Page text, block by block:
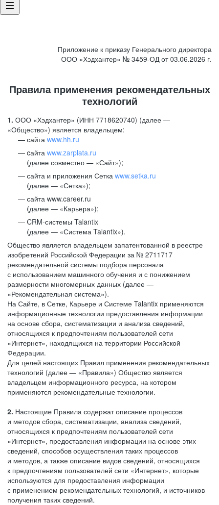
Приложение к приказу Генерального директора
ООО «Хэдхантер» № 3459-ОД от 03.06.2026 г.
Правила применения рекомендательных
технологий
1. ООО «Хэдхантер» (ИНН 7718620740) (далее —
«Общество») является владельцем:
сайта www.hh.ru
cайта www.zarplata.ru
(далее совместно — «Сайт»);
сайта и приложения Сетка www.setka.ru
(далее — «Сетка»);
сайта www.career.ru
(далее — «Карьера»);
CRM-системы Talantix
(далее — «Система Talantix»).
Общество является владельцем запатентованной в реестре
изобретений Российской Федерации за № 2711717
рекомендательной системы подбора персонала
с использованием машинного обучения и с понижением
размерности многомерных данных (далее —
«Рекомендательная система»).
На Сайте, в Сетке, Карьере и Системе Talantix применяются
информационные технологии предоставления информации
на основе сбора, систематизации и анализа сведений,
относящихся к предпочтениям пользователей сети
«Интернет», находящихся на территории Российской
Федерации.
Для целей настоящих Правил применения рекомендательных
технологий (далее — «Правила») Общество является
владельцем информационного ресурса, на котором
применяются рекомендательные технологии.
2. Настоящие Правила содержат описание процессов
и методов сбора, систематизации, анализа сведений,
относящихся к предпочтениям пользователей сети
«Интернет», предоставления информации на основе этих
сведений, способов осуществления таких процессов
и методов, а также описание видов сведений, относящихся
к предпочтениям пользователей сети «Интернет», которые
используются для предоставления информации
с применением рекомендательных технологий, и источников
получения таких сведений.